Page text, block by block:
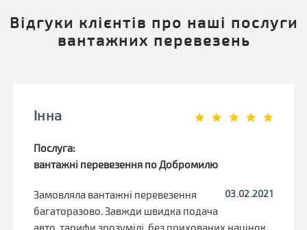
Відгуки клієнтів про наші послуги
вантажних перевезень
Інна
Послуга:
вантажні перевезення по Добромилю
03.02.2021
Замовляла вантажні перевезення
багаторазово. Завжди швидка подача
авто, тарифи зрозумілі, без прихованих націнок,